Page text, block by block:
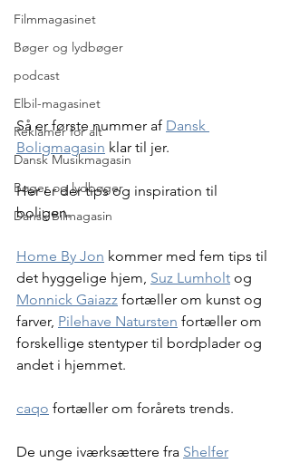
Filmmagasinet
Bøger og lydbøger
podcast
Elbil-magasinet
Reklamer for alt
Dansk Musikmagasin
Bøger og lydbøger
Dansk Bilmagasin
Så er første nummer af Dansk
Boligmagasin klar til jer.
Her er der tips og inspiration til
boligen.
Home By Jon kommer med fem tips til
det hyggelige hjem, Suz Lumholt og
Monnick Gaiazz fortæller om kunst og
farver, Pilehave Natursten fortæller om
forskellige stentyper til bordplader og
andet i hjemmet.
caqo fortæller om forårets trends.
De unge iværksættere fra Shelfer